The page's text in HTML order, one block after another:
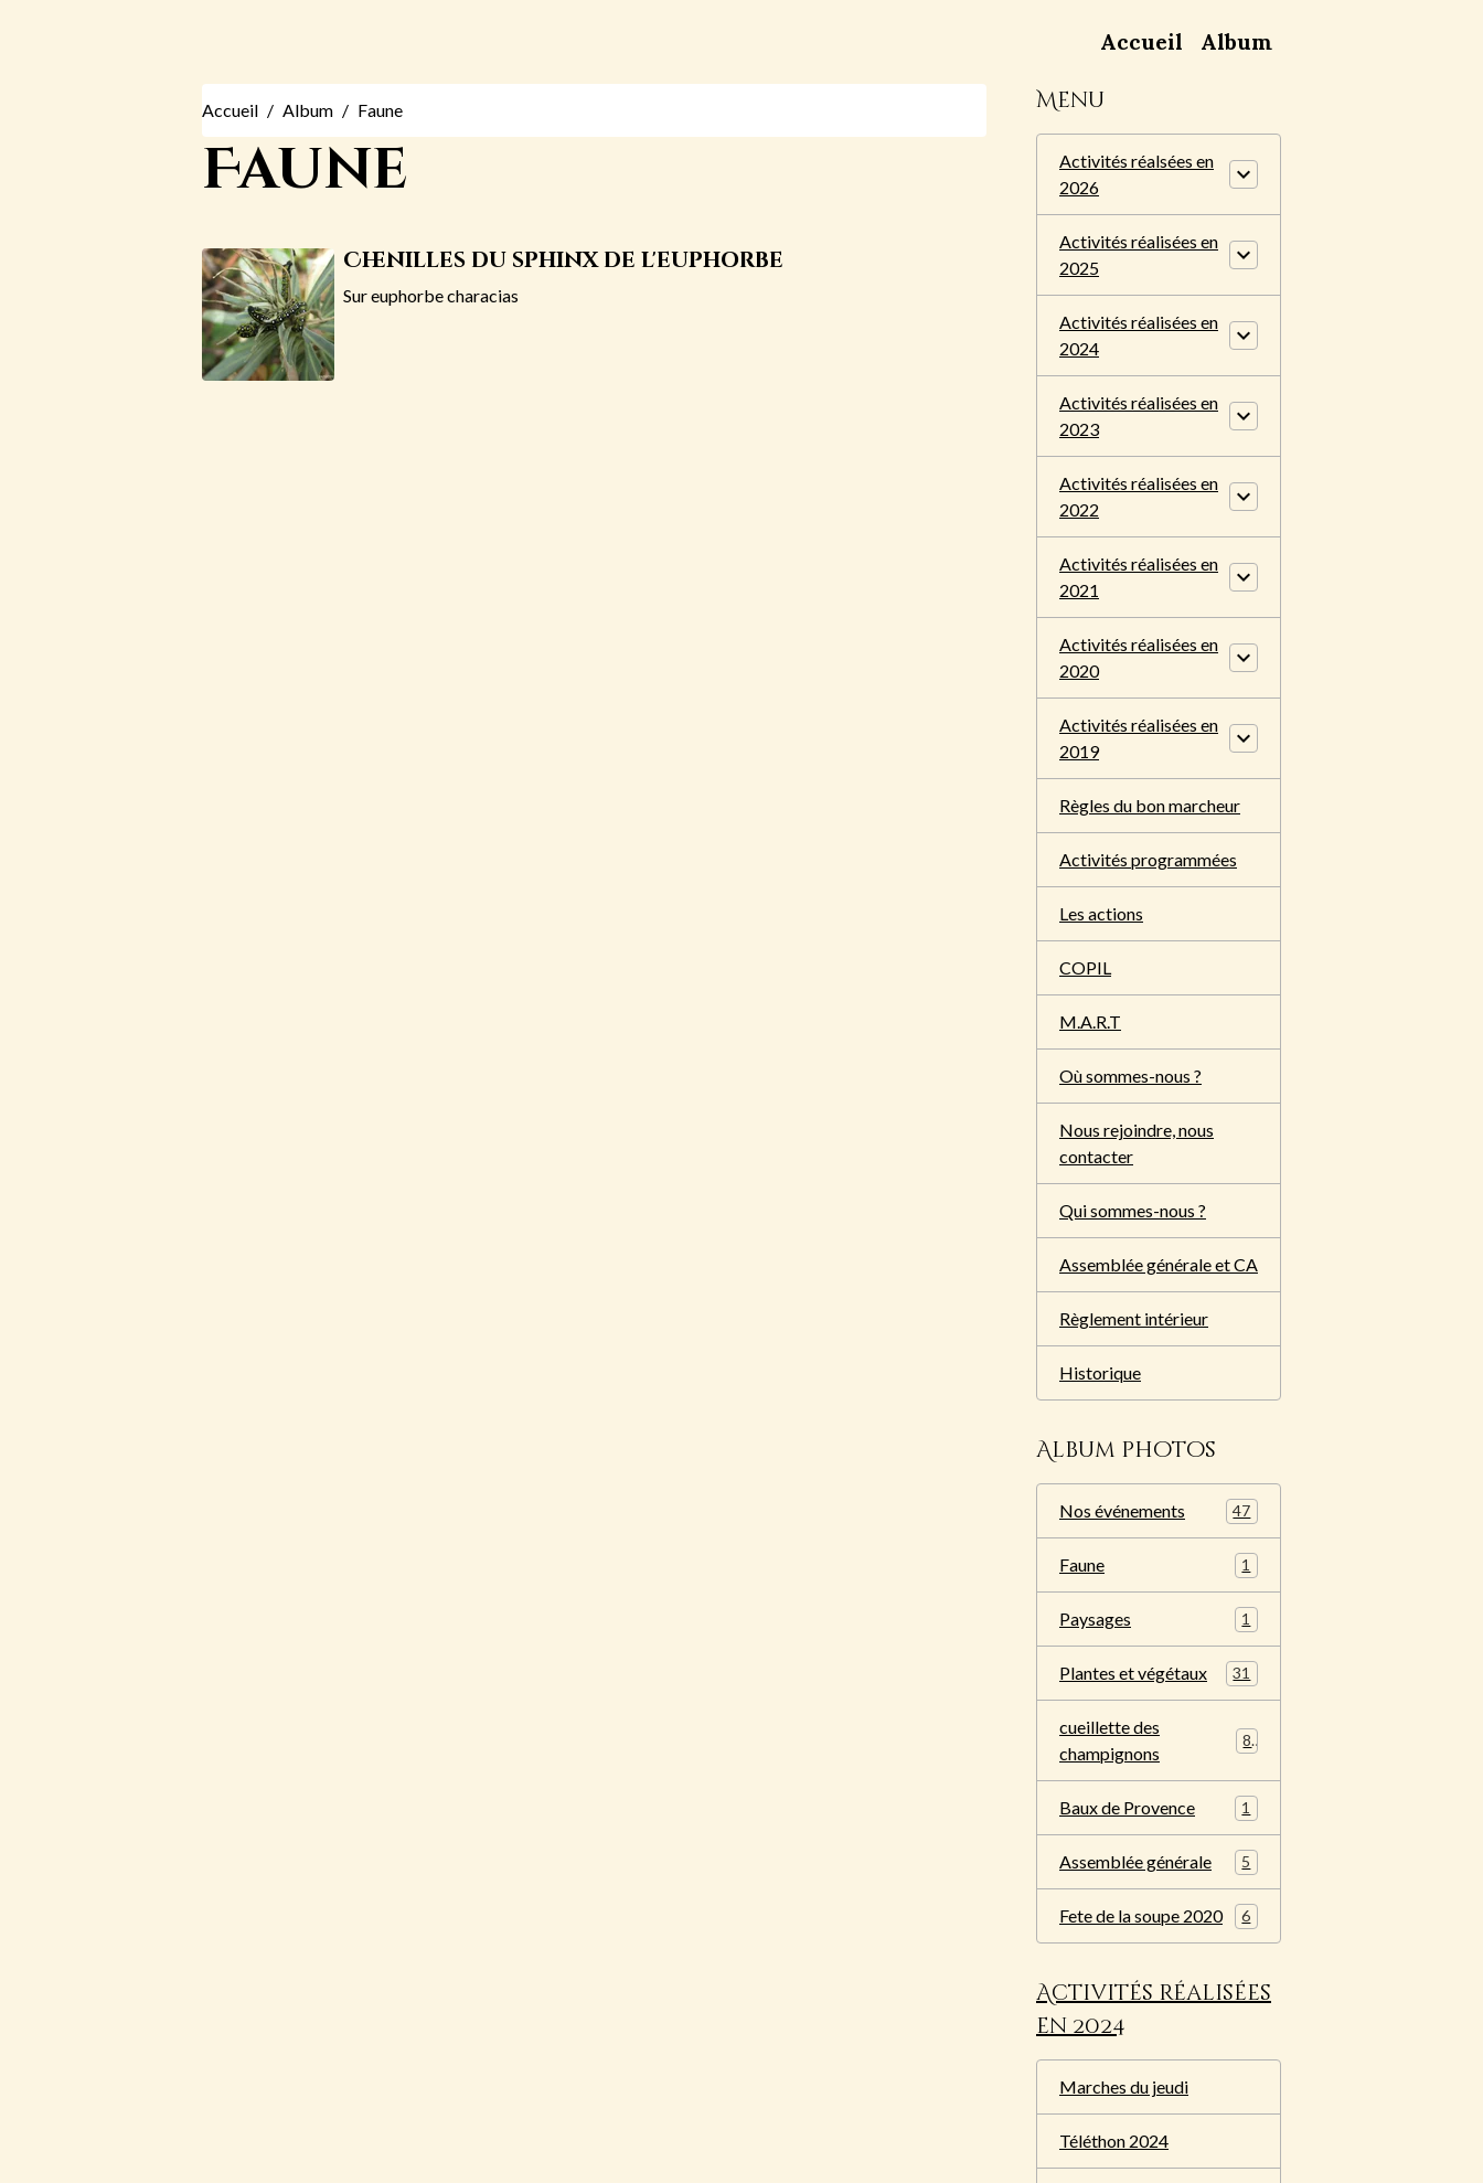
Accueil Album
Accueil Album Faune
Faune
Chenilles du sphinx de l'euphorbe
Sur euphorbe characias
Menu
Activités réalsées en
2026
Activités réalisées en
2025
Activités réalisées en
2024
Activités réalisées en
2023
Activités réalisées en
2022
Activités réalisées en
2021
Activités réalisées en
2020
Activités réalisées en
2019
Règles du bon marcheur
Activités programmées
Les actions
COPIL
M.A.R.T
Où sommes-nous ?
Nous rejoindre, nous
contacter
Qui sommes-nous ?
Assemblée générale et CA
Règlement intérieur
Historique
Album photos
Nos événements 47
Faune 1
Paysages 1
Plantes et végétaux 31
cueillette des
champignons
8
Baux de Provence 1
Assemblée générale 5
Fete de la soupe 2020 6
Activités réalisées
en 2024
Marches du jeudi
Téléthon 2024